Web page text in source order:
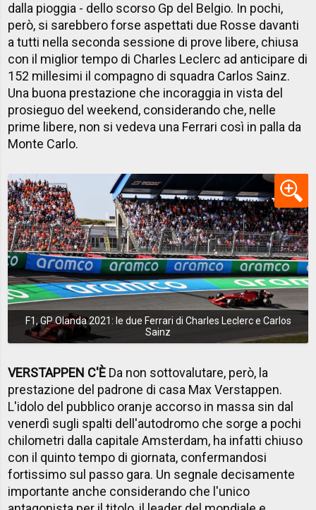
dalla pioggia - dello scorso Gp del Belgio. In pochi,
però, si sarebbero forse aspettati due Rosse davanti
a tutti nella seconda sessione di prove libere, chiusa
con il miglior tempo di Charles Leclerc ad anticipare di
152 millesimi il compagno di squadra Carlos Sainz.
Una buona prestazione che incoraggia in vista del
prosieguo del weekend, considerando che, nelle
prime libere, non si vedeva una Ferrari così in palla da
Monte Carlo.
F1, GP Olanda 2021: le due Ferrari di Charles Leclerc e Carlos
Sainz
VERSTAPPEN C'È Da non sottovalutare, però, la
prestazione del padrone di casa Max Verstappen.
L'idolo del pubblico oranje accorso in massa sin dal
venerdì sugli spalti dell'autodromo che sorge a pochi
chilometri dalla capitale Amsterdam, ha infatti chiuso
con il quinto tempo di giornata, confermandosi
fortissimo sul passo gara. Un segnale decisamente
importante anche considerando che l'unico